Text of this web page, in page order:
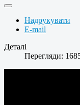
Надрукувати
E-mail
Деталі
Перегляди: